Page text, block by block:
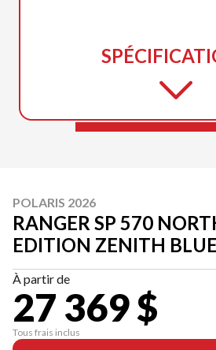
POLARIS 2026
RANGER SP 570
EDITION ZENITH BLUE
À partir de
27 369 $
Tous frais inclus